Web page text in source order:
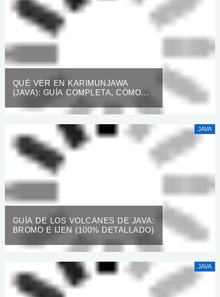
QUÉ VER EN KARIMUNJAWA
(JAVA): GUÍA COMPLETA, CÓMO
JAVA
GUÍA DE LOS VOLCANES DE JAVA:
BROMO E IJEN (100% DETALLADO)
JAVA